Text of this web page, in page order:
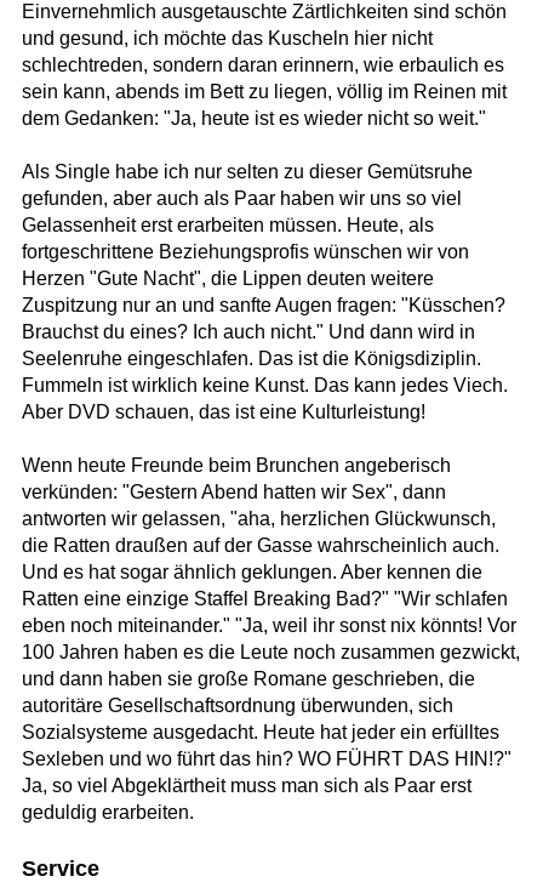
Einvernehmlich ausgetauschte Zärtlichkeiten sind schön
und gesund, ich möchte das Kuscheln hier nicht
schlechtreden, sondern daran erinnern, wie erbaulich es
sein kann, abends im Bett zu liegen, völlig im Reinen mit
dem Gedanken: "Ja, heute ist es wieder nicht so weit."
Als Single habe ich nur selten zu dieser Gemütsruhe
gefunden, aber auch als Paar haben wir uns so viel
Gelassenheit erst erarbeiten müssen. Heute, als
fortgeschrittene Beziehungsprofis wünschen wir von
Herzen "Gute Nacht", die Lippen deuten weitere
Zuspitzung nur an und sanfte Augen fragen: "Küsschen?
Brauchst du eines? Ich auch nicht." Und dann wird in
Seelenruhe eingeschlafen. Das ist die Königsdiziplin.
Fummeln ist wirklich keine Kunst. Das kann jedes Viech.
Aber DVD schauen, das ist eine Kulturleistung!
Wenn heute Freunde beim Brunchen angeberisch
verkünden: "Gestern Abend hatten wir Sex", dann
antworten wir gelassen, "aha, herzlichen Glückwunsch,
die Ratten draußen auf der Gasse wahrscheinlich auch.
Und es hat sogar ähnlich geklungen. Aber kennen die
Ratten eine einzige Staffel Breaking Bad?" "Wir schlafen
eben noch miteinander." "Ja, weil ihr sonst nix könnts! Vor
100 Jahren haben es die Leute noch zusammen gezwickt,
und dann haben sie große Romane geschrieben, die
autoritäre Gesellschaftsordnung überwunden, sich
Sozialsysteme ausgedacht. Heute hat jeder ein erfülltes
Sexleben und wo führt das hin? WO FÜHRT DAS HIN!?"
Ja, so viel Abgeklärtheit muss man sich als Paar erst
geduldig erarbeiten.
Service